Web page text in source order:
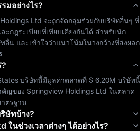
มอย่างไร?
Ltd จะถูกจัดกลุ่มร่วมกับบริษัทอื่นๆ ที่
กฎระเบียบที่เทียบเคียงกันได้ สำหรับนัก
อื่น และเข้าใจว่าแนวโน้มในวงกว้างที่ส่งผลก
บริษัทนี้มีมูลค่าตลาดที่ $ 6.20M บริษัทนี้
คัญของ Springview Holdings Ltd ในตลาด
ตรฐาน
ษัทบ้าง?
ในช่วงเวลาต่างๆ ได้อย่างไร?